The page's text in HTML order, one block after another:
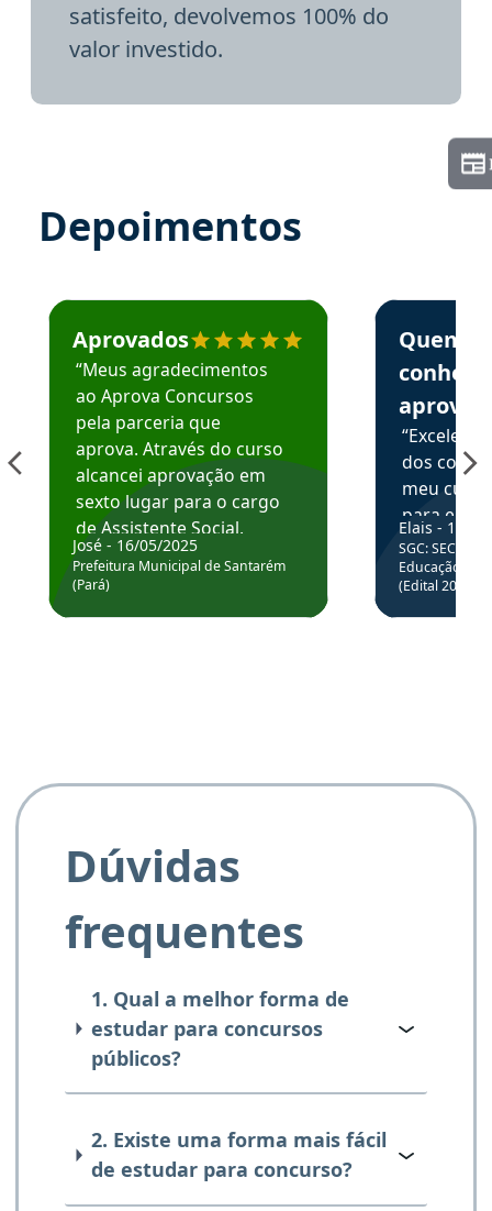
satisfeito, devolvemos 100% do
valor investido.
Depoimentos
Estudante José recomenda o Aprova Concursos em
Aprovados
“Meus agradecimentos
ao Aprova Concursos
pela parceria que
aprova. Através do curso
alcancei aprovação em
sexto lugar para o cargo
de Assistente Social.
Hoje estou atuando na
Prefeitura de Santarém.
José - 16/05/2025
Prefeitura Municipal de Santarém
(Pará)
Estudante
Quem
aprova
dos
meu
para
colocar
através
de
Elais - 15/
SGC: SEC BA
Educação
(Edital
Dúvidas
frequentes
1. Qual a melhor forma de
estudar para concursos
públicos?
2. Existe uma forma mais fácil
de estudar para concurso?